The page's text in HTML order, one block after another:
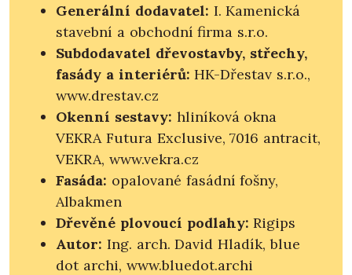
Generální dodavatel: I. Kamenická
stavební a obchodní firma s.r.o.
Subdodavatel dřevostavby, střechy,
fasády a interiérů: HK-Dřestav s.r.o.,
www.drestav.cz
Okenní sestavy: hliníková okna
VEKRA Futura Exclusive, 7016 antracit,
VEKRA, www.vekra.cz
Fasáda: opalované fasádní fošny,
Albakmen
Dřevěné plovoucí podlahy: Rigips
Autor: Ing. arch. David Hladík, blue
dot archi, www.bluedot.archi